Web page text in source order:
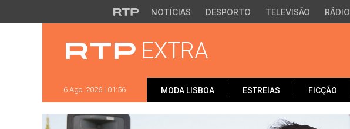
Saltar para o conteúdo principal
NOTÍCIAS DESPORTO TELEVISÃO RÁDIO
EXTRA
6 Ago. 2026 | 01:56 MODA LISBOA ESTREIAS FICÇÃO